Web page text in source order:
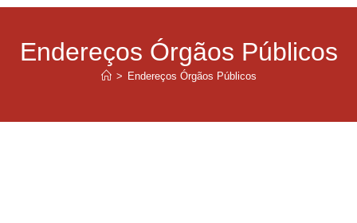
Endereços Órgãos Públicos
> Endereços Órgãos Públicos